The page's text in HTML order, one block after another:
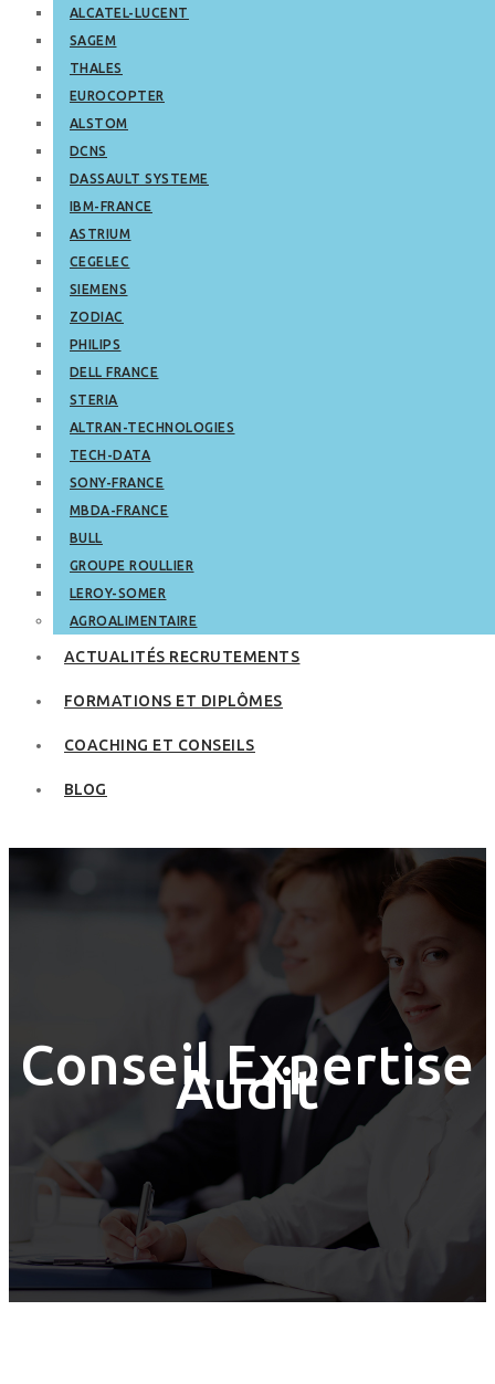
ALCATEL-LUCENT
SAGEM
THALES
EUROCOPTER
ALSTOM
DCNS
DASSAULT SYSTEME
IBM-FRANCE
ASTRIUM
CEGELEC
SIEMENS
ZODIAC
PHILIPS
DELL FRANCE
STERIA
ALTRAN-TECHNOLOGIES
TECH-DATA
SONY-FRANCE
MBDA-FRANCE
BULL
GROUPE ROULLIER
LEROY-SOMER
AGROALIMENTAIRE
ACTUALITÉS RECRUTEMENTS
FORMATIONS ET DIPLÔMES
COACHING ET CONSEILS
BLOG
Conseil Expertise
Audit